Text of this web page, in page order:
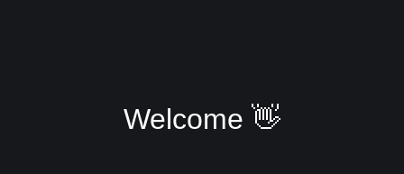
Welcome 👋